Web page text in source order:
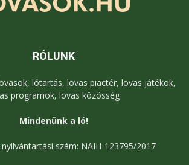
RÓLUNK
lótartás, lovas piactér, lovas játékok,
programok, lovas közösség
Mindenünk a ló!
szám: NAIH-123795/2017